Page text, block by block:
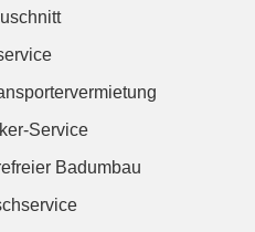
Service
Badumbau